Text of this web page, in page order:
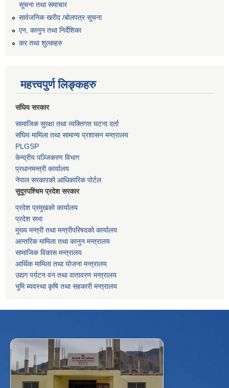
सूचना तथा समाचार
सार्वजनिक खरीद /बोलपत्र सूचना
एन, कानुन तथा निर्देशिका
कर तथा शुल्कहरु
महत्त्वपुर्ण लिङ्कहरु
संघिय सरकार
सामाजिक सुरक्षा तथा व्यक्तिगत घटना दर्ता
संघिय मामिला तथा सामान्य प्रशासन मन्त्रालय
PLGSP
केन्द्रीय पञ्जिकरण विभाग
प्रधानमन्त्री कार्यालय
नेपाल सरकारको आधिकारिक पोर्टल
सुदूरपश्चिम प्रदेश सरकार
प्रदेश प्रमुखको कार्यालय
प्रदेश सभा
मुख्य मन्त्री तथा मन्त्रीपरिषदको कार्यालय
आन्तरिक मामिला तथा कानुन मन्त्रालय
सामाजिक विकास मन्त्रालय
आर्थिक मामिला तथा योजना मन्त्रालय
उद्यग पर्यटन वन तथा वातावरण मन्त्रालय
भुमि ब्यवस्था कृषि तथा सहकारी मन्त्रालय
f Facebook ⋯